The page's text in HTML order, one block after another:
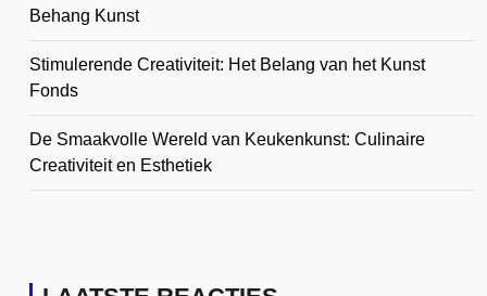
Behang Kunst
Stimulerende Creativiteit: Het Belang van het Kunst
Fonds
De Smaakvolle Wereld van Keukenkunst: Culinaire
Creativiteit en Esthetiek